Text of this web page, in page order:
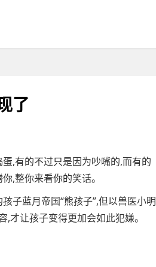
了
,有的不过只是因为吵嘴的,而有的
,整你来看你的笑话。
子蓝月帝国“熊孩子”,但以兽医小明
才让孩子变得更加会如此犯嫌。